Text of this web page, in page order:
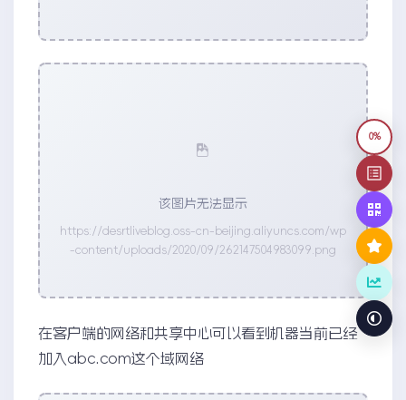
该图片无法显示
https://desrtliveblog.oss-cn-beijing.aliyuncs.com/wp
-content/uploads/2020/09/262147504983099.png
在客户端的网络和共享中心可以看到机器当前已经
加入abc.com这个域网络
0%